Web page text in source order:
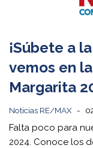
¡Súbete a
vemos en
Margarita
Noticias RE/MAX
Falta poco para
2024. Conoce los